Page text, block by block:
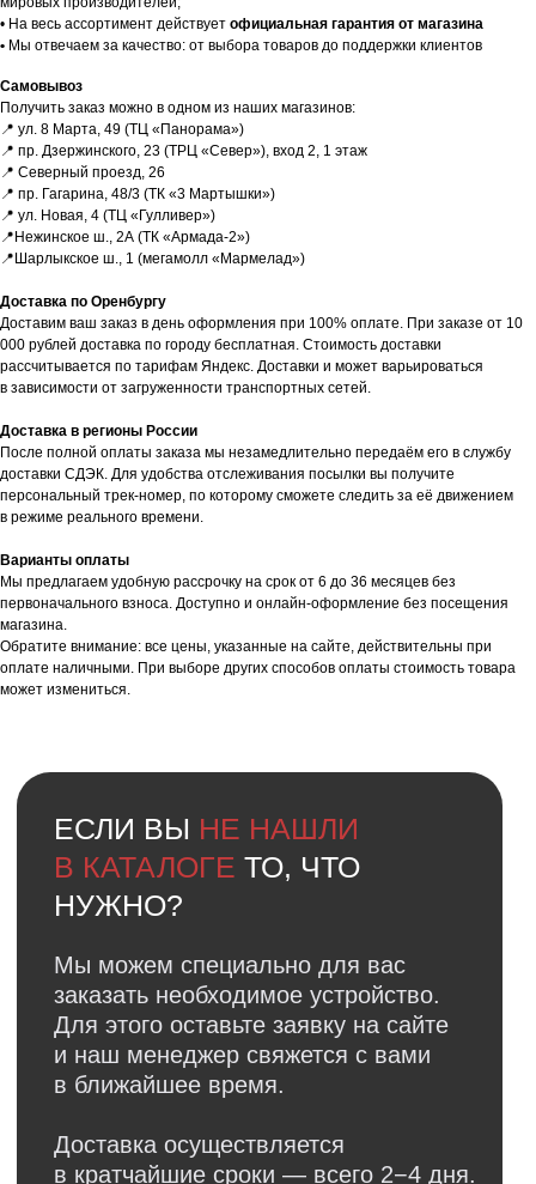
• На весь ассортимент действует официальная гарантия от магазина
• Мы отвечаем за качество: от выбора товаров до поддержки клиентов
Самовывоз
Получить заказ можно в одном из наших магазинов:
📍 ул. 8 Марта, 49 (ТЦ «Панорама»)
📍 пр. Дзержинского, 23 (ТРЦ «Север»), вход 2, 1 этаж
📍 Северный проезд, 26
📍 пр. Гагарина, 48/3 (ТК «3 Мартышки»)
📍 ул. Новая, 4 (ТЦ «Гулливер»)
📍Нежинское ш., 2А (ТК «Армада-2»)
📍Шарлыкское ш., 1 (мегамолл «Мармелад»)
Доставка по Оренбургу
Доставим ваш заказ в день оформления при 100% оплате. При заказе от 10
000 рублей доставка по городу бесплатная. Стоимость доставки
рассчитывается по тарифам Яндекс. Доставки и может варьироваться
в зависимости от загруженности транспортных сетей.
Доставка в регионы России
После полной оплаты заказа мы незамедлительно передаём его в службу
доставки СДЭК. Для удобства отслеживания посылки вы получите
персональный трек-номер, по которому сможете следить за её движением
в режиме реального времени.
Варианты оплаты
Мы предлагаем удобную рассрочку на срок от 6 до 36 месяцев без
первоначального взноса. Доступно и онлайн-оформление без посещения
магазина.
Обратите внимание: все цены, указанные на сайте, действительны при
оплате наличными. При выборе других способов оплаты стоимость товара
может измениться.
Оставить заявку
Мы можем специально для вас
заказать необходимое устройство.
Для этого оставьте заявку на сайте
и наш менеджер свяжется с вами
в ближайшее время.
Доставка осуществляется
в кратчайшие сроки — всего 2−4 дня.
ЕСЛИ ВЫНЕ НАШЛИ
В КАТАЛОГЕТО, ЧТО
Ответы начастые вопросы